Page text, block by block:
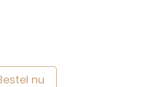
nu